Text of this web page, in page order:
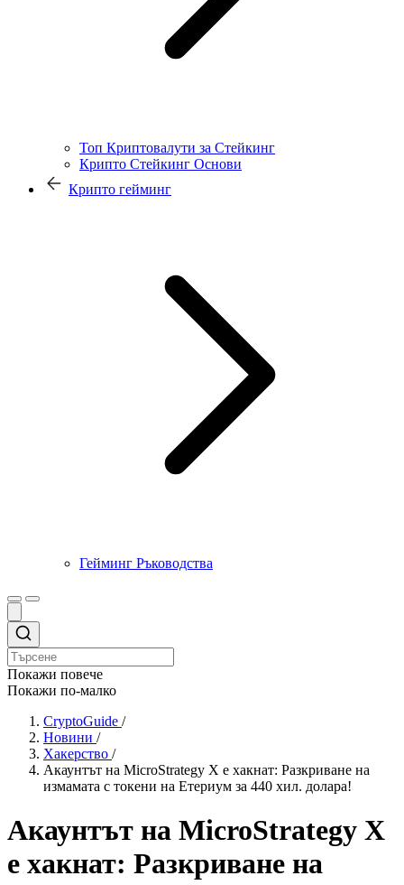
Топ Криптовалути за Стейкинг
Крипто Стейкинг Основи
Крипто гейминг
Гейминг Ръководства
Покажи повече
Покажи по-малко
CryptoGuide /
Новини /
Хакерство /
Акаунтът на MicroStrategy X е хакнат: Разкриване на
измамата с токени на Етериум за 440 хил. долара!
Акаунтът на MicroStrategy X
е хакнат: Разкриване на